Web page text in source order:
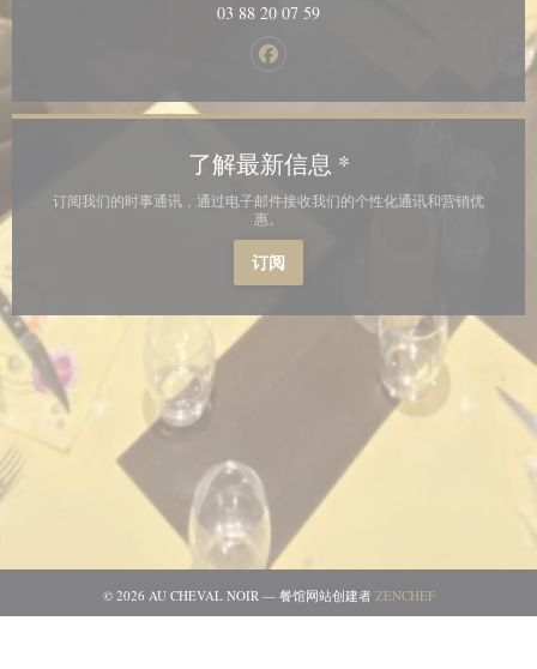
03 88 20 07 59
Facebook ((在新窗口中打开))
了解最新信息 *
订阅我们的时事通讯，通过电子邮件接收我们的个性化通讯和营销优
惠。
订阅
© 2026 AU CHEVAL NOIR — 餐馆网站创建者 ZENCHEF((在新窗口中打